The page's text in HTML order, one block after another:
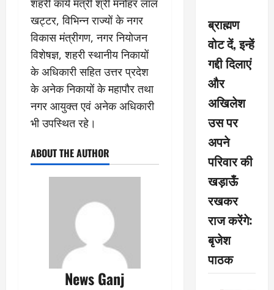
खट्टर, विभिन्न राज्यों के नगर
विकास मंत्रीगण, नगर नियोजन
विशेषज्ञ, शहरी स्थानीय निकायों
के अधिकारी सहित उत्तर प्रदेश
के अनेक निकायों के महापौर तथा
नगर आयुक्त एवं अनेक अधिकारी
भी उपस्थित रहे।
ABOUT THE AUTHOR
News Ganj
ब्राह्मण
वोट दें, इन्हें
गद्दी दिलाएं
और
अखिलेश
उस पर
अपने
परिवार की
खड़ाऊँ
रखकर
राज करेंगे:
बृजेश
पाठक